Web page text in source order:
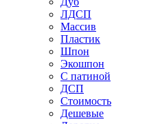
ЛДСП
Массив
Пластик
Шпон
Экошпон
С патиной
ДСП
Стоимость
Дешевые